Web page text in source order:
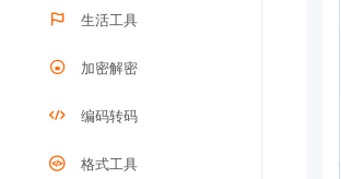
生活工具
加密解密
编码转码
格式工具